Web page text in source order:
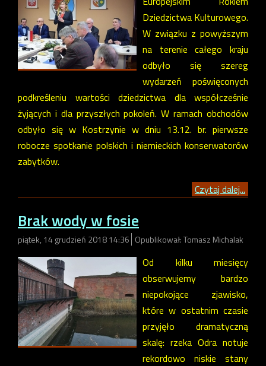
Dziedzictwa Kulturowego.
W związku z powyższym
na terenie całego kraju
odbyło się szereg
wydarzeń poświęconych
podkreśleniu wartości dziedzictwa dla współcześnie
żyjących i dla przyszłych pokoleń. W ramach obchodów
odbyło się w Kostrzynie w dniu 13.12. br. pierwsze
robocze spotkanie polskich i niemieckich konserwatorów
zabytków.
Czytaj dalej...
Brak wody w fosie
piątek, 14 grudzień 2018 14:36 Opublikował: Tomasz Michalak
Od kilku miesięcy
obserwujemy bardzo
niepokojące zjawisko,
które w ostatnim czasie
przyjęło dramatyczną
skalę: rzeka Odra notuje
rekordowo niskie stany